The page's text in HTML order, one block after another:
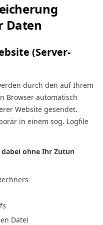
Daten
(Server-
durch den auf Ihrem
Browser automatisch
Website gesendet.
in einem sog. Logfile
ohne Ihr Zutun
Datei